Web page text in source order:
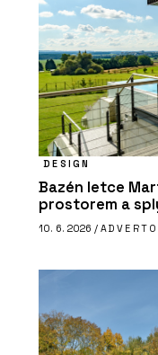
DESIGN
Bazén letce
prostorem a
10. 6. 2026 /